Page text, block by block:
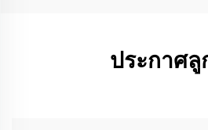
ประกาศลู